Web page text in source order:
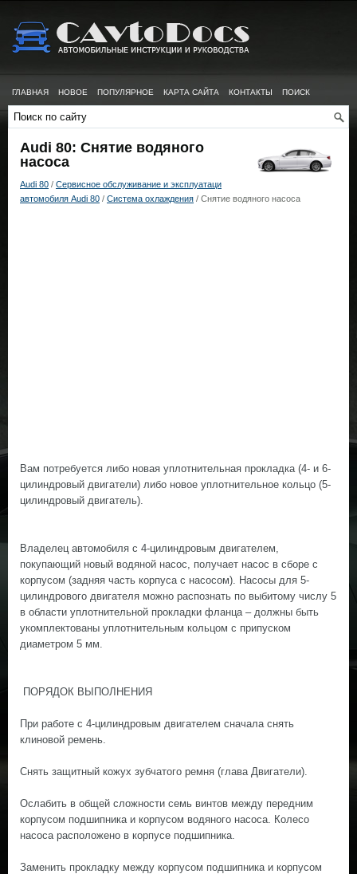
ГЛАВНАЯ НОВОЕ ПОПУЛЯРНОЕ КАРТА САЙТА КОНТАКТЫ ПОИСК
Audi 80: Снятие водяного
насоса
Audi 80 / Сервисное обслуживание и эксплуатаци
автомобиля Audi 80 / Система охлаждения / Снятие водяного насоса
Вам потребуется либо новая уплотнительная прокладка (4- и 6-
цилиндровый двигатели) либо новое уплотнительное кольцо (5-
цилиндровый двигатель).
Владелец автомобиля с 4-цилиндровым двигателем,
покупающий новый водяной насос, получает насос в сборе с
корпусом (задняя часть корпуса с насосом). Насосы для 5-
цилиндрового двигателя можно распознать по выбитому числу 5
в области уплотнительной прокладки фланца – должны быть
укомплектованы уплотнительным кольцом с припуском
диаметром 5 мм.
ПОРЯДОК ВЫПОЛНЕНИЯ
При работе с 4-цилиндровым двигателем сначала снять
клиновой ремень.
Снять защитный кожух зубчатого ремня (глава Двигатели).
Ослабить в общей сложности семь винтов между передним
корпусом подшипника и корпусом водяного насоса. Колесо
насоса расположено в корпусе подшипника.
Заменить прокладку между корпусом подшипника и корпусом